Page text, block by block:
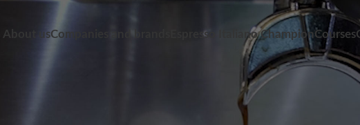
About usCompanies and brands Espresso Italiano ChampionCourses